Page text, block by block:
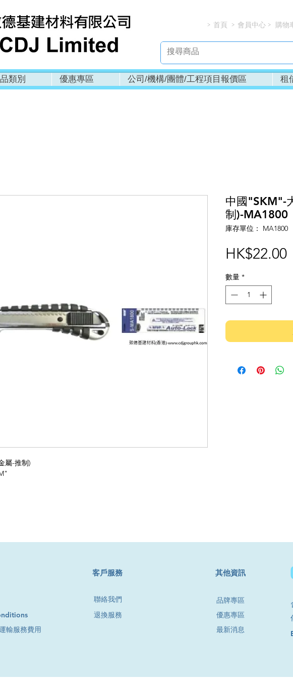
> > >
首頁 會員中心 購物
類別 優惠專區 公司/機構/團體/工程項目報價區 租
屬-推制)
中國"SKM"-
制)-MA1800
庫存單位： MA1800
HK$22.00價
數量 *
​客戶服務
聯絡我們
退換服務
輸服務費用
其他資訊
品牌專區
優惠專區
最新消息